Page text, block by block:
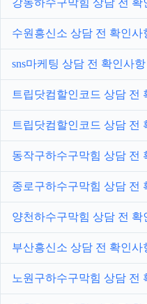
강동하수구막힘 상담 전 확
수원흥신소 상담 전 확인사
sns마케팅 상담 전 확인사
트립닷컴할인코드 상담 전
트립닷컴할인코드 상담 전
동작구하수구막힘 상담 전
종로구하수구막힘 상담 전
양천하수구막힘 상담 전 확
부산흥신소 상담 전 확인사
노원구하수구막힘 상담 전